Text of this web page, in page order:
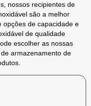
nossos recipientes de
são a melhor
opções de capacidade e
de qualidade
escolher as nossas
armazenamento de